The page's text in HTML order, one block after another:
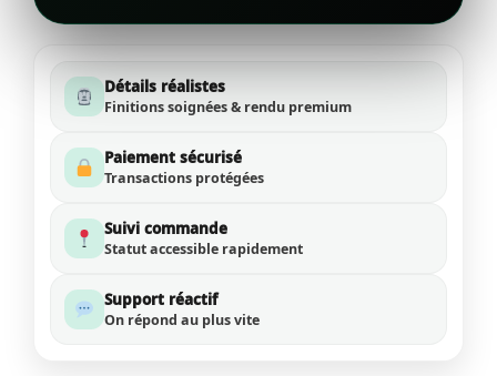
Détails réalistes
Finitions soignées & rendu premium
Paiement sécurisé
Transactions protégées
Suivi commande
Statut accessible rapidement
Support réactif
On répond au plus vite